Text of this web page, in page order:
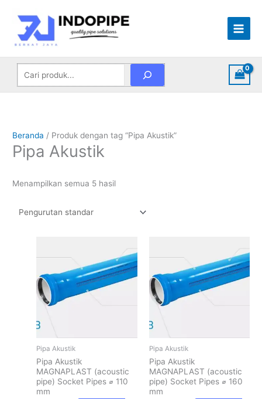
konten
Beranda / Produk dengan tag “Pipa Akustik”
Pipa Akustik
Menampilkan semua 5 hasil
Pipa Akustik
Pipa Akustik
MAGNAPLAST (acoustic
pipe) Socket Pipes ⌀ 110
mm
Pipa Akustik
Pipa Akustik
MAGNAPLAST (acoustic
pipe) Socket Pipes ⌀ 160
mm